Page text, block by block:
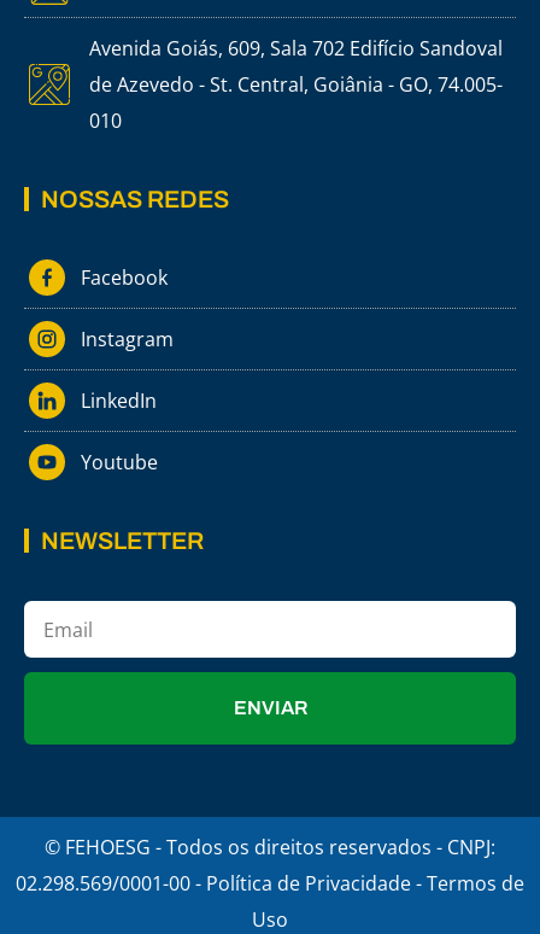
Avenida Goiás, 609, Sala 702 Edifício Sandoval
de Azevedo - St. Central, Goiânia - GO, 74.005-
010
NOSSAS REDES
Facebook
Instagram
LinkedIn
Youtube
NEWSLETTER
ENVIAR
© FEHOESG - Todos os direitos reservados - CNPJ:
02.298.569/0001-00 - Política de Privacidade - Termos de
Uso